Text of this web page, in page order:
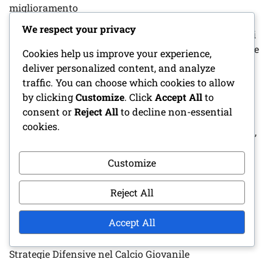
miglioramento
Pianificazione del Gioco Difensivo Giovanile: Rapporti
di scouting, Modifiche alla formazione, Chiamata delle
giocate
Pro Set Formation: Versatilità, Allineamento dei
giocatori, Strategie offensive
Offset I Formation: Posizionamento del running back,
Consigli di coaching per la difesa nel calcio giovanile
Strategie Difensive nel Calcio Giovanile
We respect your privacy
Cookies help us improve your experience,
deliver personalized content, and analyze
traffic. You can choose which cookies to allow
by clickingCustomize. Click Accept Allto
consent orReject Allto decline non-essential
cookies.
Customize
Reject All
Accept All